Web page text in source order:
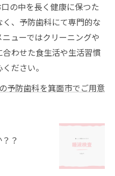
の中を長く健康に保つた
、予防歯科にて専門的な
ューではクリーニングや
わせた食生活や生活習慣
ださい。
予防歯科を箕面市でご用意
？